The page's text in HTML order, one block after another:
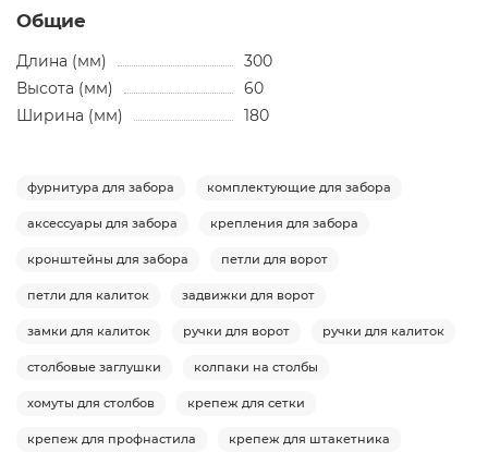
Общие
Длина (мм)
300
Высота (мм)
60
Ширина (мм)
180
фурнитура для забора комплектующие для забора
аксессуары для забора крепления для забора
кронштейны для забора петли для ворот
петли для калиток задвижки для ворот
замки для калиток ручки для ворот ручки для калиток
столбовые заглушки колпаки на столбы
хомуты для столбов крепеж для сетки
крепеж для профнастила крепеж для штакетника